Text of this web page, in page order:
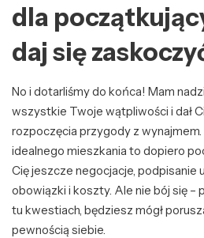
dla
daj się
No i dotarliśmy do końca! Mam
wszystkie Twoje wątpliwości i dał
rozpoczęcia przygody z wynajmem.
idealnego mieszkania to dopiero
Cię jeszcze negocjacje, podpisanie
obowiązki i koszty. Ale nie bój się –
tu kwestiach, będziesz mógł
pewnością siebie.